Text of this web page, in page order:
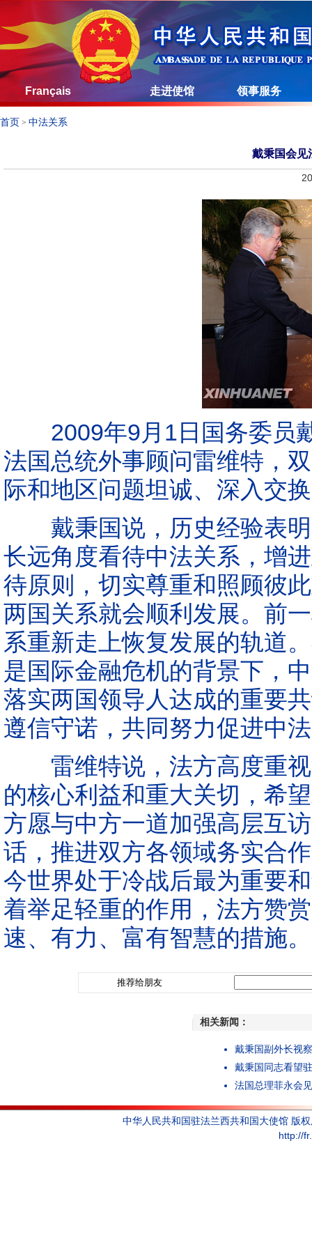
Français 走进使馆 领事服务
首页 > 中法关系
戴秉国会见
2009年9月1日国务委员戴
法国总统外事顾问雷维特，
际和地区问题坦诚、深入交
戴秉国说，历史经验表明
长远角度看待中法关系，增
待原则，切实尊重和照顾彼
两国关系就会顺利发展。前
系重新走上恢复发展的轨道
是国际金融危机的背景下，
落实两国领导人达成的重要
遵信守诺，共同努力促进中
雷维特说，法方高度重视
的核心利益和重大关切，希
方愿与中方一道加强高层互
话，推进双方各领域务实合
今世界处于冷战后最为重要
着举足轻重的作用，法方赞
速、有力、富有智慧的措施
推荐给朋友
相关新闻：
戴秉国副外长视
戴秉国同志看望
法国总理菲永会
中华人民共和国驻法兰西共和国大使馆 版
http://